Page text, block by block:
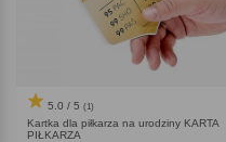
5.0 / 5 (1)
Kartka dla piłkarza na urodziny KARTA
PIŁKARZA